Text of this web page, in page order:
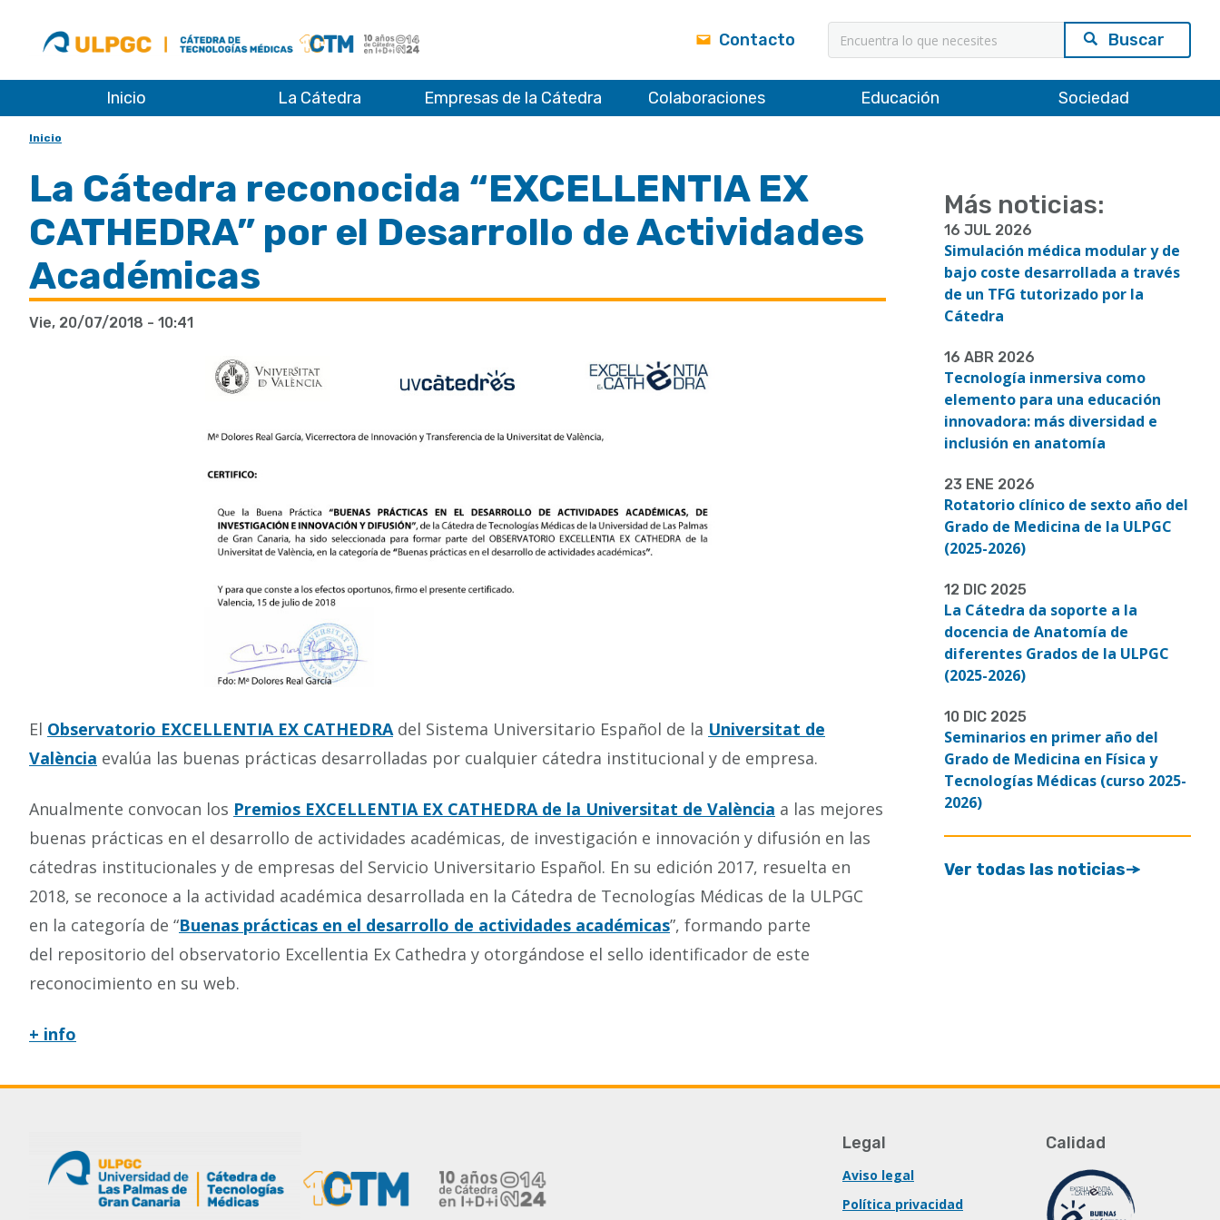
ULPGC
Cátedra
de
Tecnologías
Aniversario Contacto
Inicio La Cátedra Empresas de la Cátedra Colaboraciones Educación Sociedad
Inicio
La Cátedra reconocida “EXCELLENTIA EX
CATHEDRA” por el Desarrollo de Actividades
Académicas
Vie, 20/07/2018 - 10:41
El Observatorio EXCELLENTIA EX CATHEDRAdel Sistema Universitario Español de la Universitat de
València evalúa las buenas prácticas desarrolladas por cualquier cátedra institucional y de empresa.
Anualmente convocan los Premios EXCELLENTIA EX CATHEDRA de la Universitat de València a las mejores
buenas prácticas en el desarrollo de actividades académicas, de investigación e innovación y difusión en las
cátedras institucionales y de empresas del Servicio Universitario Español. En su edición 2017, resuelta en
2018, se reconoce a la actividad académica desarrollada en la Cátedra de Tecnologías Médicas de la ULPGC
en la categoría de “Buenas prácticas en el desarrollo de actividades académicas”, formando parte
del repositorio del observatorio Excellentia Ex Cathedra y otorgándose el sello identificador de este
reconocimiento en su web.
+ info
Más noticias:
16 JUL 2026
Simulación médica modular y de
bajo coste desarrollada a través
de un TFG tutorizado por la
Cátedra
16 ABR 2026
Tecnología inmersiva como
elemento para una educación
innovadora: más diversidad e
inclusión en anatomía
23 ENE 2026
Rotatorio clínico de sexto año del
Grado de Medicina de la ULPGC
(2025-2026)
12 DIC 2025
La Cátedra da soporte a la
docencia de Anatomía de
diferentes Grados de la ULPGC
(2025-2026)
10 DIC 2025
Seminarios en primer año del
Grado de Medicina en Física y
Tecnologías Médicas (curso 2025-
2026)
Ver todas las noticias
Legal
Aviso legal
Política privacidad
Calidad